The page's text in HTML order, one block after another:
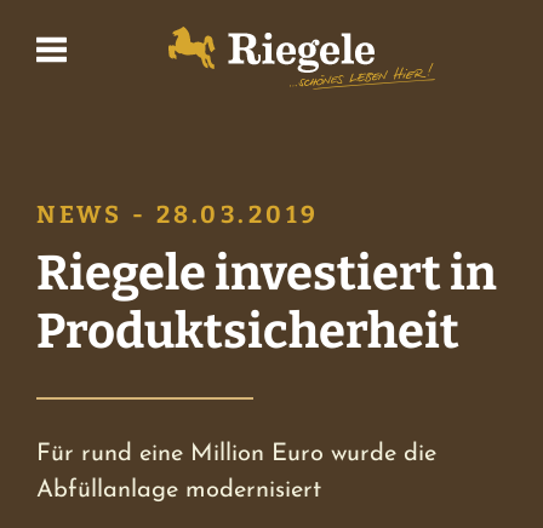
Brauerei
BrauWelt
Wirtshaus
NEWS - 28.03.2019
Riegele investiert in
Produktsicherheit
Für rund eine Million Euro wurde die
Abfüllanlage modernisiert